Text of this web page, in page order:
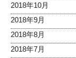
2018年10月
2018年9月
2018年8月
2018年7月